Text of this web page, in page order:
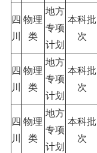
四
川
物理
类
地方
专项
计划
本科批
次
四
川
物理
类
地方
专项
计划
本科批
次
四
川
物理
类
地方
专项
计划
本科批
次